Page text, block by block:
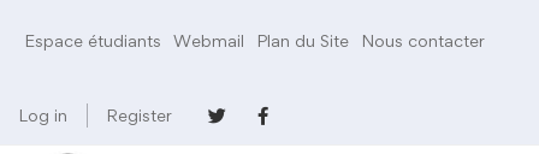
Espace étudiants Webmail Plan du Site Nous contacter
Log in Register